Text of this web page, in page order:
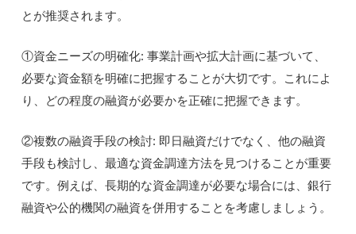
とが推奨されます。
①資金ニーズの明確化: 事業計画や拡大計画に基づいて、
必要な資金額を明確に把握することが大切です。これによ
り、どの程度の融資が必要かを正確に把握できます。
②複数の融資手段の検討: 即日融資だけでなく、他の融資
手段も検討し、最適な資金調達方法を見つけることが重要
です。例えば、長期的な資金調達が必要な場合には、銀行
融資や公的機関の融資を併用することを考慮しましょう。